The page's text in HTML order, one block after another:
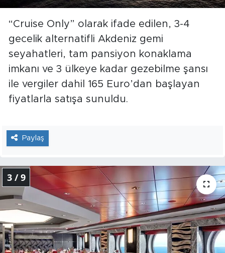
“Cruise Only” olarak ifade edilen, 3-4
gecelik alternatifli Akdeniz gemi
seyahatleri, tam pansiyon konaklama
imkanı ve 3 ülkeye kadar gezebilme şansı
ile vergiler dahil 165 Euro’dan başlayan
fiyatlarla satışa sunuldu.
Paylaş
3 / 9